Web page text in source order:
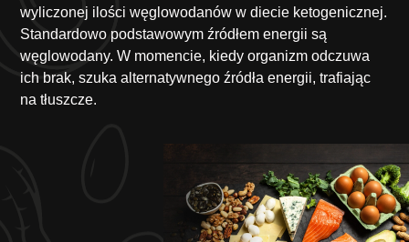
wyliczonej ilości węglowodanów w diecie ketogenicznej.
Standardowo podstawowym źródłem energii są
węglowodany. W momencie, kiedy organizm odczuwa
ich brak, szuka alternatywnego źródła energii, trafiając
na tłuszcze.